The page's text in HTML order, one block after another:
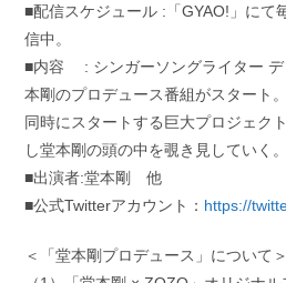
■配信スケジュール :「GYAO!」にて
信中。
■内容 : シンガーソングライター デ
本剛のプロデュース番組がスタート
同時にスタートする巨大プロジェク
し堂本剛の頭の中を覗き見していく。
■出演者:堂本剛 他
■公式Twitterアカウント： https://
＜「堂本剛プロデュース」について＞